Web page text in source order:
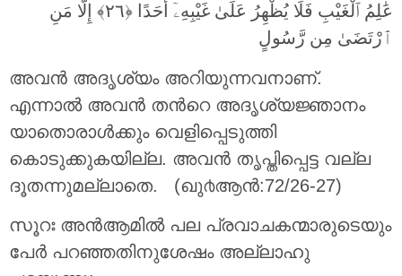
عَٰلِمُ ٱلْغَيْبِ فَلَا يُظْهِرُ عَلَىٰ غَيْبِهِۦٓ أَحَدًا ‎﴿٢٦﴾‏ إِلَّا مَنِ
ٱرْتَضَىٰ مِن رَّسُولٍ
അവന്‍ അദൃശ്യം അറിയുന്നവനാണ്‌.
എന്നാല്‍ അവന്‍ തന്‍റെ അദൃശ്യജ്ഞാനം
യാതൊരാള്‍ക്കും വെളിപ്പെടുത്തി
കൊടുക്കുകയില്ല. അവന്‍ തൃപ്തിപ്പെട്ട വല്ല
ദൂതന്നുമല്ലാതെ. (ഖു൪ആന്‍:72/26-27)
സൂറഃ അന്‍ആമില്‍ പല പ്രവാചകന്മാരുടെയും
പേര്‍ പറഞ്ഞതിനുശേഷം അല്ലാഹു